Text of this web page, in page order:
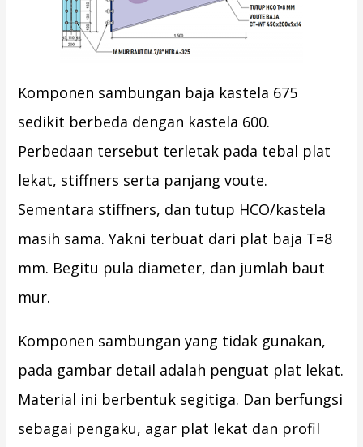
Komponen sambungan baja kastela 675
sedikit berbeda dengan kastela 600.
Perbedaan tersebut terletak pada tebal plat
lekat, stiffners serta panjang voute.
Sementara stiffners, dan tutup HCO/kastela
masih sama. Yakni terbuat dari plat baja T=8
mm. Begitu pula diameter, dan jumlah baut
mur.
Komponen sambungan yang tidak gunakan,
pada gambar detail adalah penguat plat lekat.
Material ini berbentuk segitiga. Dan berfungsi
sebagai pengaku, agar plat lekat dan profil